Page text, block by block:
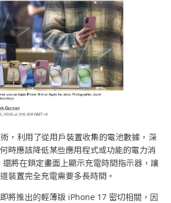
，利用了從用戶裝置收集的電池數據，深
時應該降低某些應用程式或功能的電力消
將在鎖定畫面上顯示充電時間指示器，讓
裝置完全充電需要多長時間。
將推出的輕薄版 iPhone 17 密切相關，因